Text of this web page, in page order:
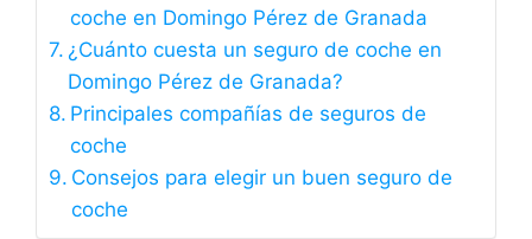
coche en Domingo Pérez de Granada
¿Cuánto cuesta un seguro de coche en
Domingo Pérez de Granada?
Principales compañías de seguros de
coche
Consejos para elegir un buen seguro de
coche